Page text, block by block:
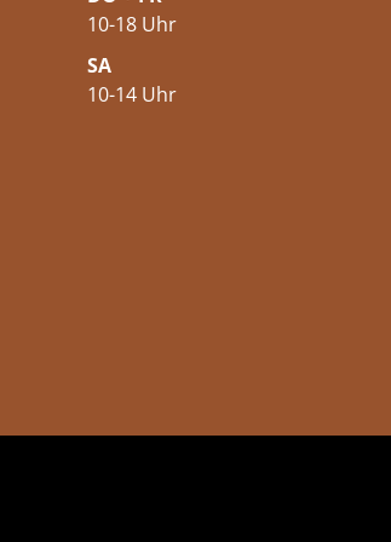
10-18 Uhr
SA
10-14 Uhr